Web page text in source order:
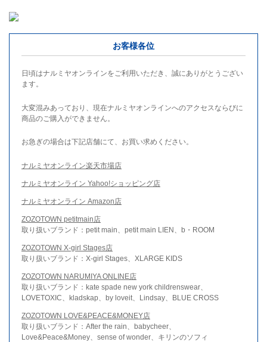
お客様各位
日頃はナルミヤオンラインをご利用いただき、誠にありがとうござい
ます。
大変混みあっており、現在ナルミヤオンラインへのアクセスならびに
商品のご購入ができません。
お急ぎの場合は下記店舗にて、お買い求めください。
ナルミヤオンライン楽天市場店
ナルミヤオンライン Yahoo!ショッピング店
ナルミヤオンライン Amazon店
ZOZOTOWN petitmain店
取り扱いブランド：petit main、petit main LIEN、b・ROOM
ZOZOTOWN X-girl Stages店
取り扱いブランド：X-girl Stages、XLARGE KIDS
ZOZOTOWN NARUMIYA ONLINE店
取り扱いブランド：kate spade new york childrenswear、
LOVETOXIC、kladskap、by loveit、Lindsay、BLUE CROSS
ZOZOTOWN LOVE&PEACE&MONEY店
取り扱いブランド：After the rain、babycheer、
Love&Peace&Money、sense of wonder、キリンのソフィ